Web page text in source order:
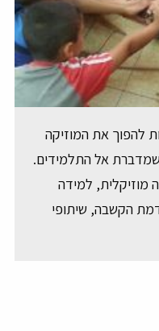
להפוך את המוזיקה
שמדברת אל התלמידים.
מוזיקלית, למידה
הקשבה, שיתופי